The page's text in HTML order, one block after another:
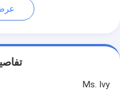
Ms. Ivy